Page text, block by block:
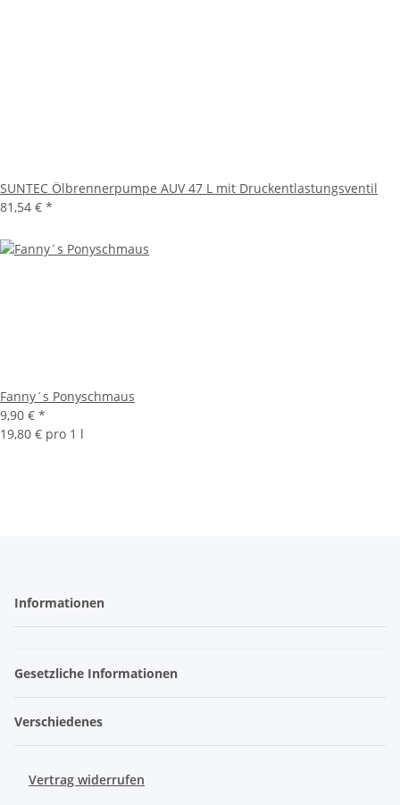
SUNTEC Ölbrennerpumpe AUV 47 L mit Druckentlastungsventil
81,54 € *
Fanny´s Ponyschmaus
9,90 € *
19,80 € pro 1 l
Informationen
Gesetzliche Informationen
Verschiedenes
Vertrag widerrufen